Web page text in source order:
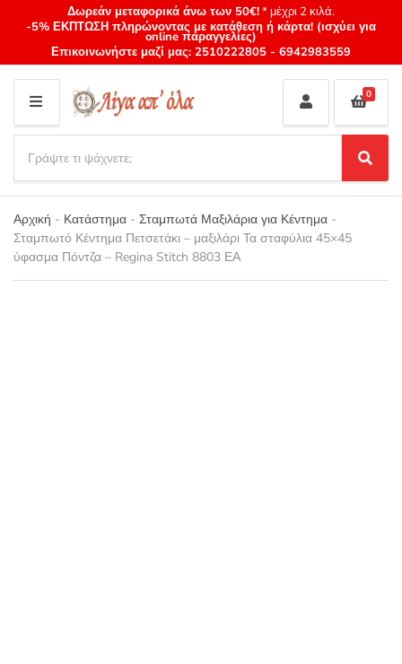
Δωρεάν μεταφορικά άνω των 50€!* μέχρι 2 κιλά.
-5% ΕΚΠΤΩΣΗ πληρώνοντας με κατάθεση ή κάρτα! (ισχύει για
online παραγγελίες)
Επικοινωνήστε μαζί μας: 2510222805 - 6942983559
M
E
N
U
Category
name
a
r
c
h
p
r
S
e
a
0
Αρχική - Κατάστημα - Σταμπωτά Μαξιλάρια για Κέντημα -
Σταμπωτό Κέντημα Πετσετάκι – μαξιλάρι Τα σταφύλια 45×45
ύφασμα Πόντζα – Regina Stitch 8803 ΕΑ